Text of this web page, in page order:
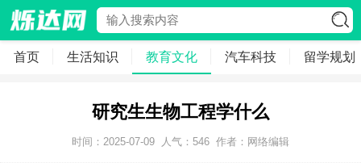
首页 生活知识 教育文化 汽车科技 留学规划
研究生生物工程学什么
时间：2025-07-09 人气： 546 作者：网络编辑